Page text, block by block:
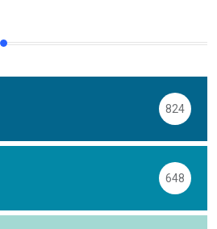
824
648